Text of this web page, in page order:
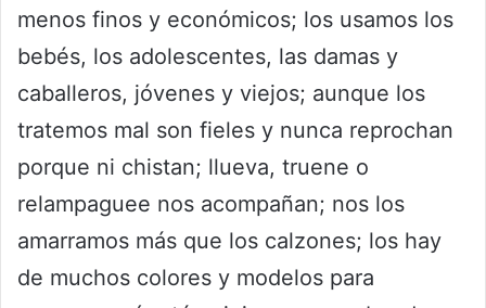
menos finos y económicos; los usamos los
bebés, los adolescentes, las damas y
caballeros, jóvenes y viejos; aunque los
tratemos mal son fieles y nunca reprochan
porque ni chistan; llueva, truene o
relampaguee nos acompañan; nos los
amarramos más que los calzones; los hay
de muchos colores y modelos para